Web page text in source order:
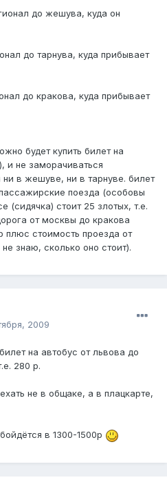
до жешува, куда он
до тарнува, куда прибывает
до кракова, куда прибывает
будет купить билет на
и не заморачиваться
в жешуве, ни в тарнуве. билет
поезда (особовы
(сидячка) стоит 25 злотых, т.е.
от москвы до кракова
плюс стоимость проезда от
знаю, сколько оно стоит).
2009
на автобус от львова до
280 р.
не в общаке, а в плацкарте,
в 1300-1500р